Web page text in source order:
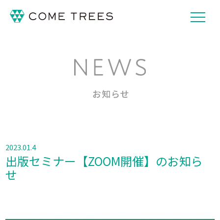
2023.01.4
出版セミナー【ZOOM開催】のお知ら
せ